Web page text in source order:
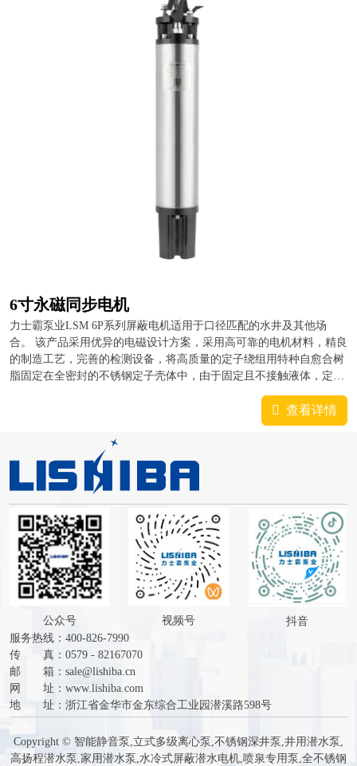
6寸永磁同步电机
力士霸泵业LSM 6P系列屏蔽电机适用于口径匹配的水井及其他场
合。 该产品采用优异的电磁设计方案，采用高可靠的电机材料，精良
的制造工艺，完善的检测设备，将高质量的定子绕组用特种自愈合树
脂固定在全密封的不锈钢定子壳体中，由于固定且不接触液体，定子
绕组避免了可能的水冲击与磨损，并得到了良好的机械保护；特种树
查看详情
公众号 视频号
抖音
服务热线：400-826-7990
传 真：0579 - 82167070
邮 箱： sale@lishiba.cn
网 址： www.lishiba.com
地 址：浙江省金华市金东综合工业园潜溪路598号
Copyright © 智能静音泵 ,立式多级离心泵 ,不锈钢深井泵 ,井用潜水泵 ,
高扬程潜水泵 ,家用潜水泵,水冷式屏蔽潜水电机,喷泉专用泵 ,全不锈钢